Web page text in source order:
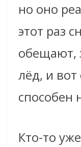
но оно
этот раз
обещают,
лёд, и
способен
Кто-то